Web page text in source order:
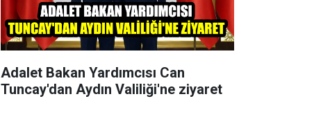
Adalet Bakan Yardımcısı Can
Tuncay'dan Aydın Valiliği'ne ziyaret